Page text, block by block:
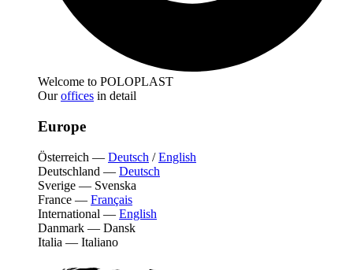
Welcome to POLOPLAST
Ouroffices in detail
Europe
Österreich — Deutsch /English
Deutschland — Deutsch
Sverige — Svenska
France — Français
International — English
Danmark — Dansk
Italia — Italiano